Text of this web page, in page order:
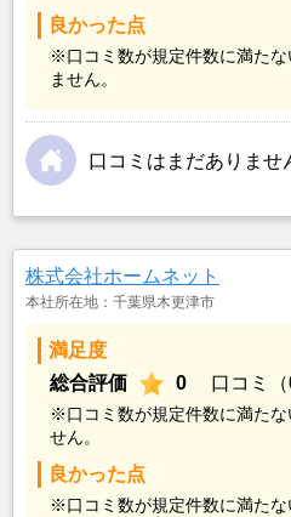
良かった点
※口コミ数が規定件数に満たな
ません。
口コミはまだありませ
株式会社ホームネット
本社所在地：千葉県木更津市
満足度
総合評価
0 口コミ（
※口コミ数が規定件数に満たな
せん。
良かった点
※口コミ数が規定件数に満たな